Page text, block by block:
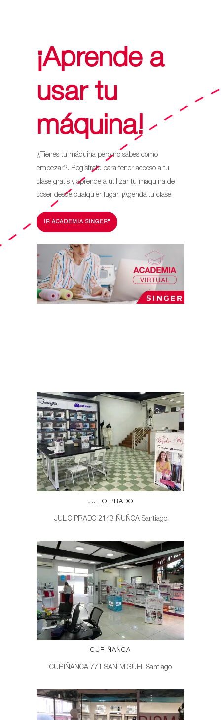
¡Aprende a
usar tu
máquina!
¿Tienes tu máquina pero no sabes cómo
empezar?. Regístrate para tener acceso a tu
clase gratis y aprende a utilizar tu máquina de
coser desde cualquier lugar. ¡Agenda tu clase!
IR ACADEMIA SINGER®
JULIO PRADO
JULIO PRADO 2143 ÑUÑOA Santiago
CURIÑANCA
CURIÑANCA 771 SAN MIGUEL Santiago